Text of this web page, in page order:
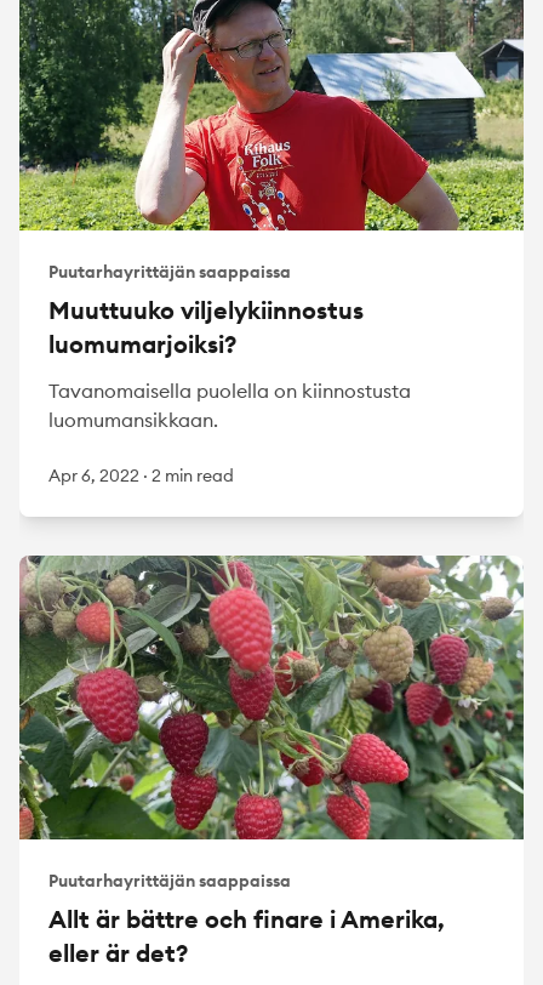
Puutarhayrittäjän saappaissa
Muuttuuko viljelykiinnostus
luomumarjoiksi?
Tavanomaisella puolella on kiinnostusta
luomumansikkaan.
Apr 6, 2022 · 2 min read
Puutarhayrittäjän saappaissa
Allt är bättre och finare i Amerika,
eller är det?